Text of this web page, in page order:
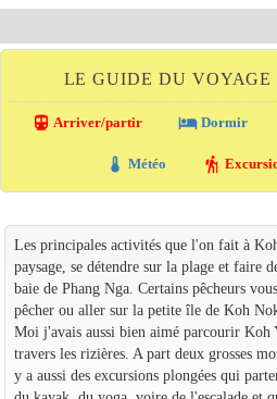
LE GUIDE DU
directions_transit Arriver/partir local_hotel Dormir
thermostat Météo hiking
Les principales activités que l'on fait à
paysage, se détendre sur la plage et faire
baie de Phang Nga. Certains pêcheurs
pêcher ou aller sur la petite île de Koh
Moi j'avais aussi bien aimé parcourir Koh
travers les rizières. A part deux grosses
y a aussi des excursions plongées qui